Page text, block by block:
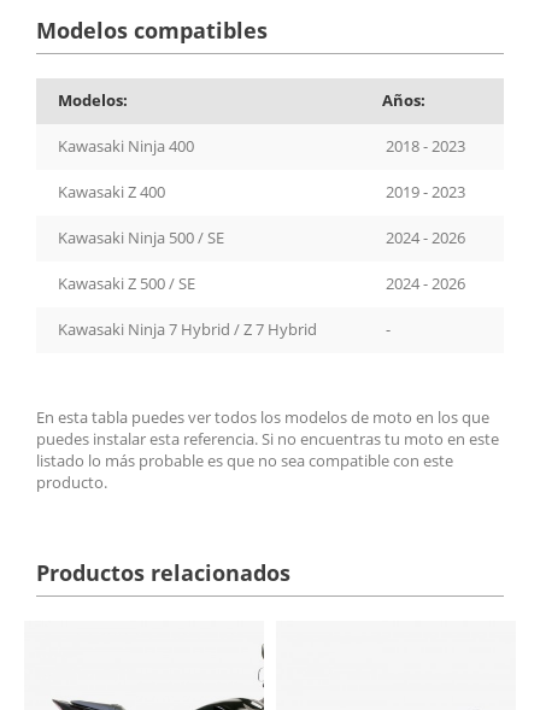
Modelos compatibles
Modelos: Años:
Kawasaki Ninja 400 2018 - 2023
Kawasaki Z 400 2019 - 2023
Kawasaki Ninja 500 / SE 2024 - 2026
Kawasaki Z 500 / SE 2024 - 2026
Kawasaki Ninja 7 Hybrid / Z 7 Hybrid -
En esta tabla puedes ver todos los modelos de moto en los que
puedes instalar esta referencia. Si no encuentras tu moto en este
listado lo más probable es que no sea compatible con este
producto.
Productos relacionados